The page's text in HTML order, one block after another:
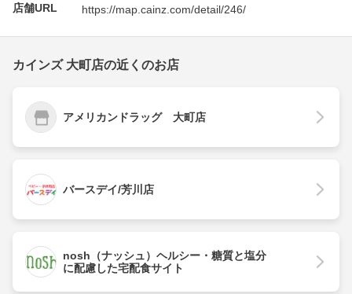
店舗URL https://map.cainz.com/detail/246/
カインズ 大町店の近くのお店
アメリカンドラッグ 大町店
バースデイ/芳川店
nosh（ナッシュ）ヘルシー・糖質と塩分
に配慮した宅配食サイト